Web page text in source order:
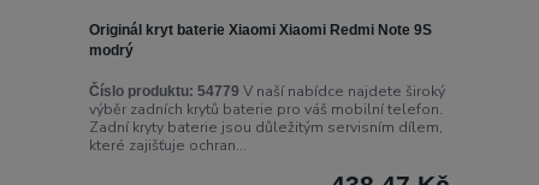
Originál kryt baterie Xiaomi Xiaomi Redmi Note 9S
modrý
Číslo produktu: 54779 V naší nabídce najdete široký
výběr zadních krytů baterie pro váš mobilní telefon.
Zadní kryty baterie jsou důležitým servisním dílem,
které zajišťuje ochran...